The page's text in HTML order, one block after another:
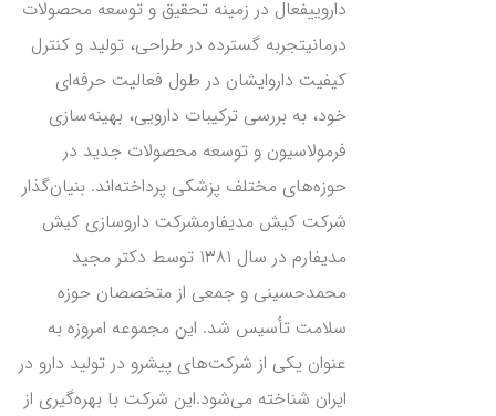
داروییفعال در زمینه تحقیق و توسعه محصولات
درمانیتجربه گسترده در طراحی، تولید و کنترل
کیفیت داروایشان در طول فعالیت حرفه‌ای
خود، به بررسی ترکیبات دارویی، بهینه‌سازی
فرمولاسیون و توسعه محصولات جدید در
حوزه‌های مختلف پزشکی پرداخته‌اند. بنیان‌گذار
شرکت کیش مدیفارمشرکت داروسازی کیش
مدیفارم در سال ۱۳۸۱ توسط دکتر مجید
محمدحسینی و جمعی از متخصصان حوزه
سلامت تأسیس شد. این مجموعه امروزه به
عنوان یکی از شرکت‌های پیشرو در تولید دارو در
ایران شناخته می‌شود.این شرکت با بهره‌گیری از